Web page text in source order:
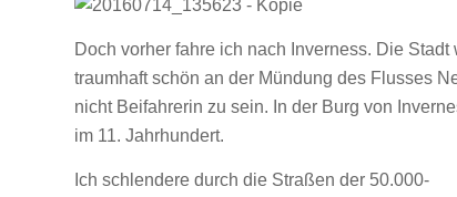
Doch vorher fahre ich nach Inverness. Die
traumhaft schön an der Mündung des Flusses
nicht Beifahrerin zu sein. In der Burg von
im 11. Jahrhundert.
Ich schlendere durch die Straßen der 50.000-